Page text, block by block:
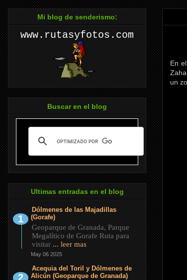
En
un
Mi blog de senderismo:
www.rutasyfotos.com
Buscar en el blog
Ultimas entradas en el blog
Dólmenes de las Majadillas
(Gorafe)
Geoparque de Granada, Parque
Megalítico de Gorafe Ruta para
visitar ... leer mas
May 06 2025
Acequia del Toril y Dólmenes de
Alicún (Geoparque de Granada)